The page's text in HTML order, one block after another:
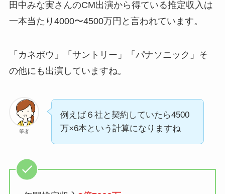
田中みな実さんのCM出演から得ている推定収入は
一本当たり4000〜4500万円と言われています。
「カネボウ」「サントリー」「パナソニック」そ
の他にも出演していますね。
筆者
例えば６社と契約していたら4500
万×6本という計算になりますね